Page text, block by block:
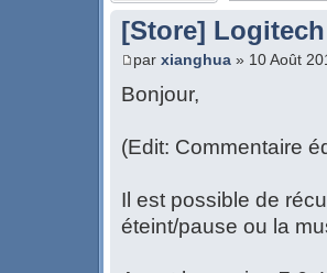
[Store]
par xianghua » 10 Août
Bonjour,
(Edit: Commentaire
Il est possible de
éteint/pause ou la